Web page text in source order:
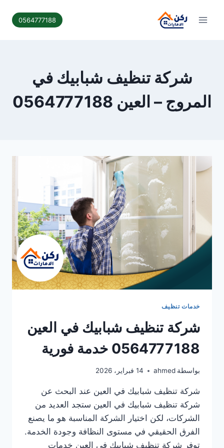
0564777188
شركة تنظيف شبابيك في
المروج – العين 0564777188
خدمات تنظيف
شركة تنظيف شبابيك في العين
0564777188 خدمة فورية
بواسطة ahmed 14 فبراير، 2026
شركة تنظيف شبابيك في العين عند البحث عن
شركة تنظيف شبابيك في العين ستجد العديد من
الشركات، لكن اختيار الشركة المناسبة هو ما يصنع
الفرق الحقيقي في مستوى النظافة وجودة الخدمة.
توفر شركة تنظيف شبابيك في العين خدمات